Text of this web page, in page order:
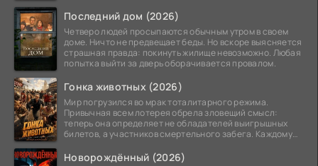
Последний дом (2026)
Четверо людей просыпаются обычным утром в своем
доме. Ничто не предвещает беды. Но вскоре выясняется
страшная правда: покинуть жилище невозможно. Любая
попытка выйти за дверь оборачивается провалом.
Гонка животных (2026)
Мир погрузился во мрак тоталитарного режима.
Привычная всем лотерея обрела зловещий смысл:
теперь она определяет не обладателей выигрышных
билетов, а участников смертельного забега. Каждому
Новорождённый (2026)